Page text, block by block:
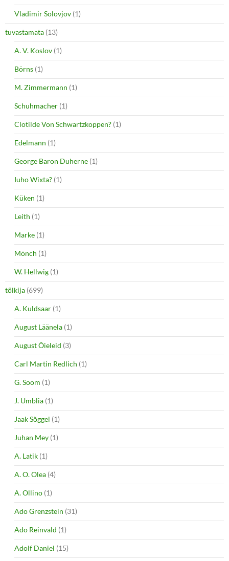
Vladimir Solovjov (1)
tuvastamata (13)
A. V. Koslov (1)
Börns (1)
M. Zimmermann (1)
Schuhmacher (1)
Clotilde Von Schwartzkoppen? (1)
Edelmann (1)
George Baron Duherne (1)
Iuho Wixta? (1)
Küken (1)
Leith (1)
Marke (1)
Mönch (1)
W. Hellwig (1)
tõlkija (699)
A. Kuldsaar (1)
August Läänela (1)
August Õieleid (3)
Carl Martin Redlich (1)
G. Soom (1)
J. Umblia (1)
Jaak Sõggel (1)
Juhan Mey (1)
A. Latik (1)
A. O. Olea (4)
A. Ollino (1)
Ado Grenzstein (31)
Ado Reinvald (1)
Adolf Daniel (15)